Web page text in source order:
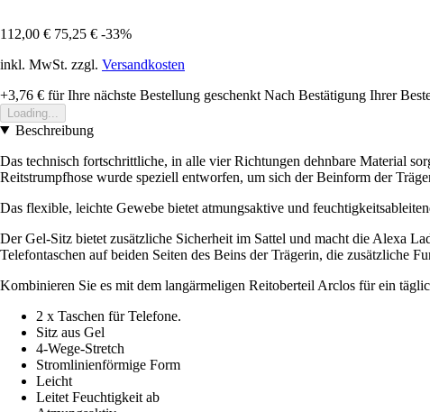
112,00 € 75,25 € -33%
inkl. MwSt. zzgl. Versandkosten
+3,76 € für Ihre nächste Bestellung geschenkt Nach Bestätigung Ihrer
Loading...
Beschreibung
Das technisch fortschrittliche, in alle vier Richtungen dehnbare Material
Reitstrumpfhose wurde speziell entworfen, um sich der Beinform der
Das flexible, leichte Gewebe bietet atmungsaktive und
Der Gel-Sitz bietet zusätzliche Sicherheit im Sattel und macht die Alexa
Telefontaschen auf beiden Seiten des Beins der Trägerin, die zusätzliche
Kombinieren Sie es mit dem langärmeligen Reitoberteil Arclos für ein
2 x Taschen für Telefone.
Sitz aus Gel
4-Wege-Stretch
Stromlinienförmige Form
Leicht
Leitet Feuchtigkeit ab